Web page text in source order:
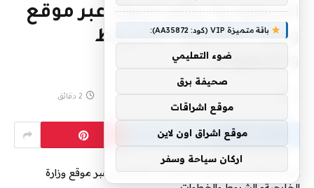
السعودية برقم الجواز عبر موقع
وزارة الخارجية- الشروط
والخطوات
لا توجد تعليقات 2 دقائق
باقة متميزة VIP (كود: AA35872):
ضوء التعليمي
صحيفة برق
موقع اشراقات
موقع اشراق اون لاين
اركان سياحة وسفر